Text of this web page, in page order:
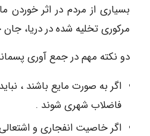
بسیاری از مردم در اثر خوردن
مرکوری تخلیه شده در دریا،
دو نکته مهم در جمع آوری
اگر به صورت مایع باشند ،
فاضلاب شهری شوند .
اگر خاصیت انفجاری و اشتعالی